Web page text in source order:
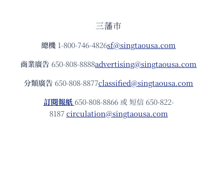
三藩市
總機 1-800-746-4826sf@singtaousa.com
商業廣告 650-808-8888advertising@singtaousa.com
分類廣告 650-808-8877classified@singtaousa.com
訂閱報紙 650-808-8866 或 短信 650-822-
8187circulation@singtaousa.com